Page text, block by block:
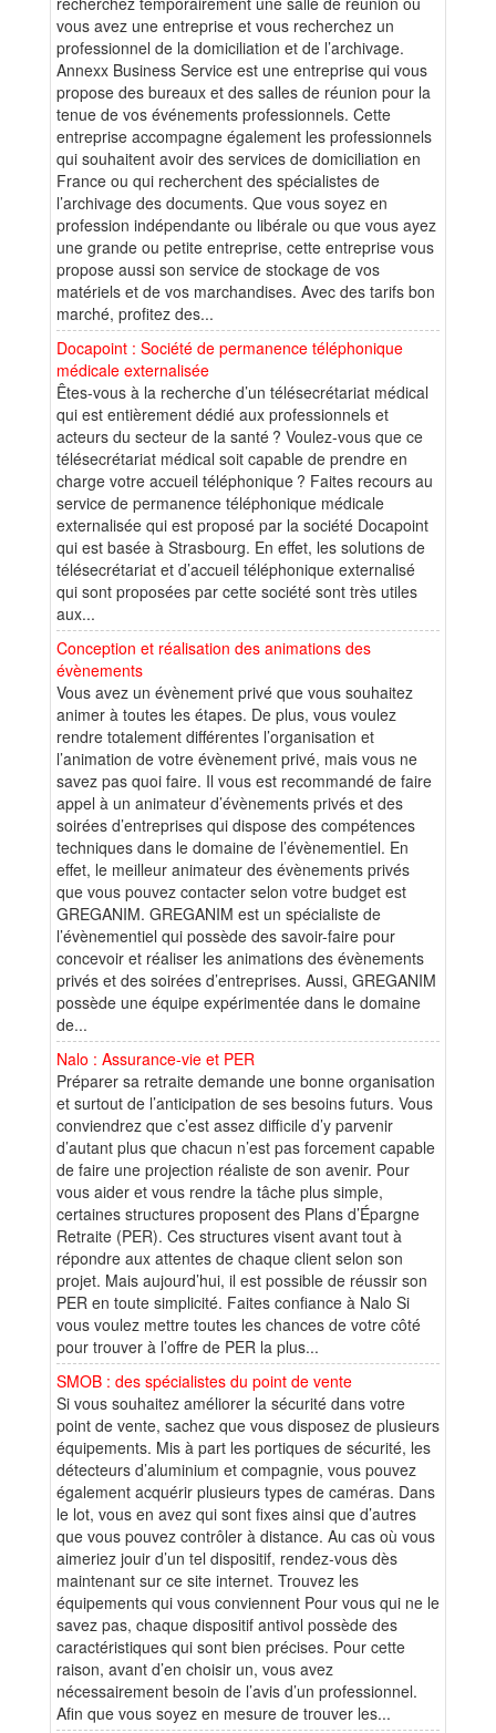
vous avez une entreprise et vous recherchez un
professionnel de la domiciliation et de l’archivage.
Annexx Business Service est une entreprise qui vous
propose des bureaux et des salles de réunion pour la
tenue de vos événements professionnels. Cette
entreprise accompagne également les professionnels
qui souhaitent avoir des services de domiciliation en
France ou qui recherchent des spécialistes de
l’archivage des documents. Que vous soyez en
profession indépendante ou libérale ou que vous ayez
une grande ou petite entreprise, cette entreprise vous
propose aussi son service de stockage de vos
matériels et de vos marchandises. Avec des tarifs bon
marché, profitez des...
Docapoint : Société de permanence téléphonique
médicale externalisée
Êtes-vous à la recherche d’un télésecrétariat médical
qui est entièrement dédié aux professionnels et
acteurs du secteur de la santé ? Voulez-vous que ce
télésecrétariat médical soit capable de prendre en
charge votre accueil téléphonique ? Faites recours au
service de permanence téléphonique médicale
externalisée qui est proposé par la société Docapoint
qui est basée à Strasbourg. En effet, les solutions de
télésecrétariat et d’accueil téléphonique externalisé
qui sont proposées par cette société sont très utiles
aux...
Conception et réalisation des animations des
évènements
Vous avez un évènement privé que vous souhaitez
animer à toutes les étapes. De plus, vous voulez
rendre totalement différentes l’organisation et
l’animation de votre évènement privé, mais vous ne
savez pas quoi faire. Il vous est recommandé de faire
appel à un animateur d’évènements privés et des
soirées d’entreprises qui dispose des compétences
techniques dans le domaine de l’évènementiel. En
effet, le meilleur animateur des évènements privés
que vous pouvez contacter selon votre budget est
GREGANIM. GREGANIM est un spécialiste de
l’évènementiel qui possède des savoir-faire pour
concevoir et réaliser les animations des évènements
privés et des soirées d’entreprises. Aussi, GREGANIM
possède une équipe expérimentée dans le domaine
de...
Nalo : Assurance-vie et PER
Préparer sa retraite demande une bonne organisation
et surtout de l’anticipation de ses besoins futurs. Vous
conviendrez que c’est assez difficile d’y parvenir
d’autant plus que chacun n’est pas forcement capable
de faire une projection réaliste de son avenir. Pour
vous aider et vous rendre la tâche plus simple,
certaines structures proposent des Plans d’Épargne
Retraite (PER). Ces structures visent avant tout à
répondre aux attentes de chaque client selon son
projet. Mais aujourd’hui, il est possible de réussir son
PER en toute simplicité. Faites confiance à Nalo Si
vous voulez mettre toutes les chances de votre côté
pour trouver à l’offre de PER la plus...
SMOB : des spécialistes du point de vente
Si vous souhaitez améliorer la sécurité dans votre
point de vente, sachez que vous disposez de plusieurs
équipements. Mis à part les portiques de sécurité, les
détecteurs d’aluminium et compagnie, vous pouvez
également acquérir plusieurs types de caméras. Dans
le lot, vous en avez qui sont fixes ainsi que d’autres
que vous pouvez contrôler à distance. Au cas où vous
aimeriez jouir d’un tel dispositif, rendez-vous dès
maintenant sur ce site internet. Trouvez les
équipements qui vous conviennent Pour vous qui ne le
savez pas, chaque dispositif antivol possède des
caractéristiques qui sont bien précises. Pour cette
raison, avant d’en choisir un, vous avez
nécessairement besoin de l’avis d’un professionnel.
Afin que vous soyez en mesure de trouver les...